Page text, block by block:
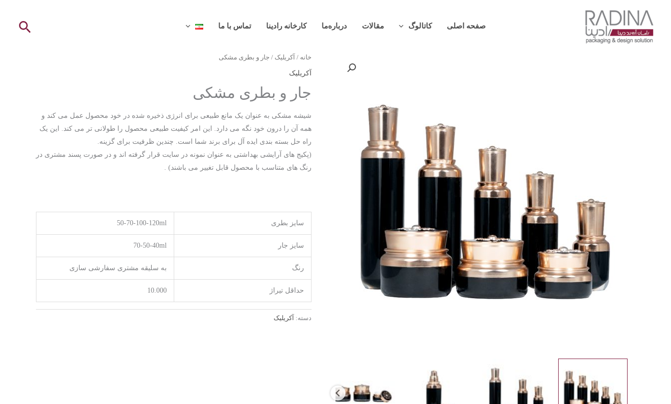
صفحه اصلی کاتالوگ مقالات درباره‎‌ما کارخانه رادینا تماس با ما
خانه / آکریلیک / جار و بطری مشکی
آکریلیک
جار و بطری مشکی
شیشه مشکی به عنوان یک مانع طبیعی برای انرژی ذخیره شده در خود محصول عمل می کند و
همه آن را درون خود نگه می دارد. این امر کیفیت طبیعی محصول را طولانی تر می کند. این یک
راه حل بسته بندی ایده آل برای برند شما است. چندین ظرفیت برای گزینه.
(پکیج های آرایشی بهداشتی به عنوان نمونه در سایت قرار گرفته اند و در صورت پسند مشتری در
رنگ های متناسب با محصول قابل تغییر می باشند) .
سایز بطری 50-70-100-120ml
سایز جار 70-50-40ml
رنگ به سلیقه مشتری سفارشی سازی
حداقل تیراژ 10.000
دسته: آکریلیک